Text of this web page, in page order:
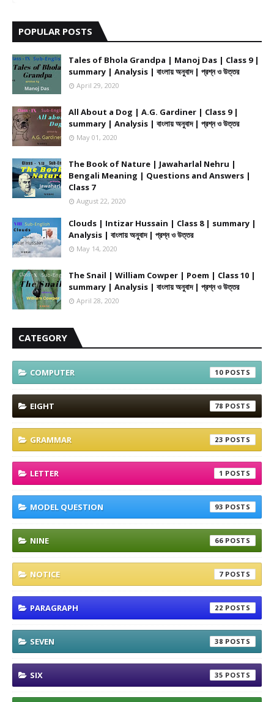
POPULAR POSTS
Tales of Bhola Grandpa | Manoj Das | Class 9 |
summary | Analysis | বাংলায় অনুবাদ | প্রশ্ন ও উত্তর
April 29, 2020
All About a Dog | A.G. Gardiner | Class 9 |
summary | Analysis | বাংলায় অনুবাদ | প্রশ্ন ও উত্তর
May 01, 2020
The Book of Nature | Jawaharlal Nehru |
Bengali Meaning | Questions and Answers |
Class 7
August 22, 2020
Clouds | Intizar Hussain | Class 8 | summary |
Analysis | বাংলায় অনুবাদ | প্রশ্ন ও উত্তর
May 14, 2020
The Snail | William Cowper | Poem | Class 10 |
summary | Analysis | বাংলায় অনুবাদ | প্রশ্ন ও উত্তর
April 28, 2020
CATEGORY
COMPUTER 10
EIGHT 78
GRAMMAR 23
LETTER 1
MODEL QUESTION 93
NINE 66
NOTICE 7
PARAGRAPH 22
SEVEN 38
SIX 35